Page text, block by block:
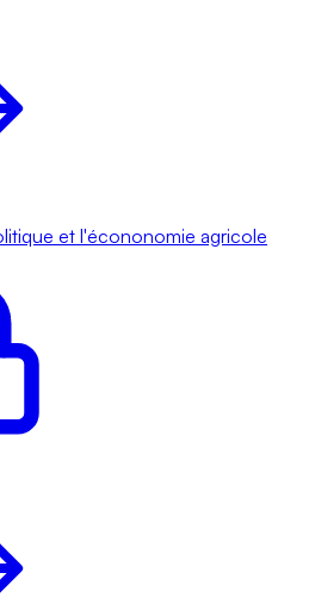
et l'écononomie agricole